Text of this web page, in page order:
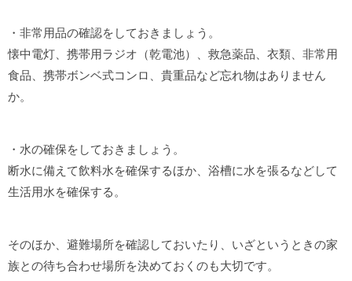
・非常用品の確認をしておきましょう。
懐中電灯、携帯用ラジオ（乾電池）、救急薬品、衣類、非常用
食品、携帯ボンベ式コンロ、貴重品など忘れ物はありません
か。
・水の確保をしておきましょう。
断水に備えて飲料水を確保するほか、浴槽に水を張るなどして
生活用水を確保する。
そのほか、避難場所を確認しておいたり、いざというときの家
族との待ち合わせ場所を決めておくのも大切です。